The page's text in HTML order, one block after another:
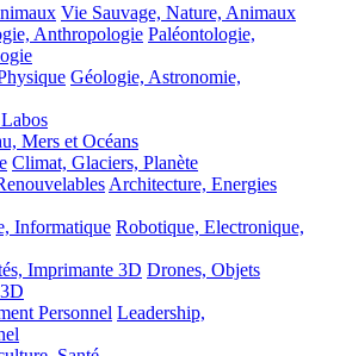
Vie Sauvage, Nature, Animaux
Anthropologie Paléontologie,
Géologie, Astronomie,
Mers et Océans
Climat, Glaciers, Planète
Architecture, Energies
Informatique Robotique, Electronique,
Imprimante 3D Drones, Objets
Personnel Leadership,